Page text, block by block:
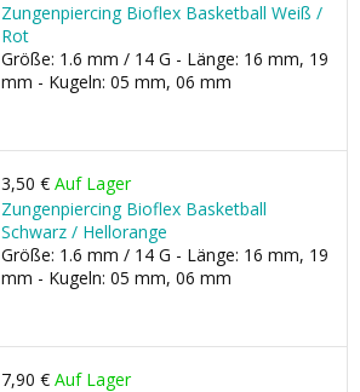
Zungenpiercing Bioflex Basketball Weiß /
Rot
Größe: 1.6 mm / 14 G - Länge: 16 mm, 19
mm - Kugeln: 05 mm, 06 mm
3,50 € Auf Lager
Zungenpiercing Bioflex Basketball
Schwarz / Hellorange
Größe: 1.6 mm / 14 G - Länge: 16 mm, 19
mm - Kugeln: 05 mm, 06 mm
7,90 € Auf Lager